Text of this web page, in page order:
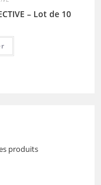
– Lot de 10
produits